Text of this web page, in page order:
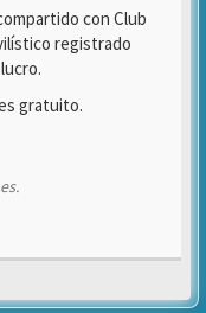
con Club
registrado
gratuito.